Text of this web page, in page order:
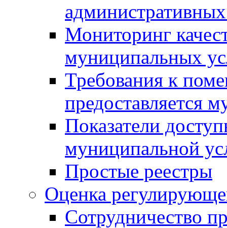
Мониторинг
муниципальных
Требования к
предоставляется
Показатели
муниципальной
Простые реестры
Оценка
Сотрудничество